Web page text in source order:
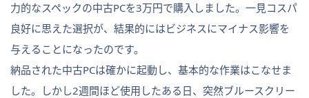
力的なスペックの中古PCを3万円で購入しました。一見コスパ
良好に思えた選択が、結果的にはビジネスにマイナス影響を
与えることになったのです。
納品された中古PCは確かに起動し、基本的な作業はこなせま
した。しかし2週間ほど使用したある日、突然ブルースクリー